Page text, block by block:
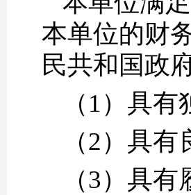
本单位的财
民共和国政
（1）具
（2）具
（3）具